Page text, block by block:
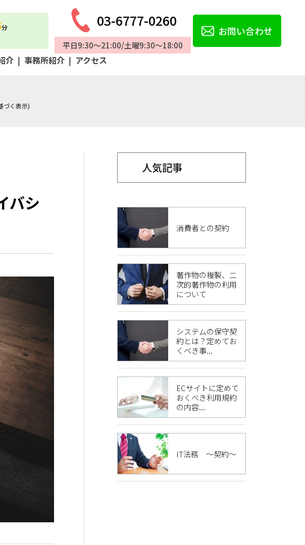
分
03-6777-0260
平日9:30～21:00/土曜9:30～18:00
お問い合わせ
介 | 事務所紹介 | アクセス
づく表示)
バシ
人気記事
消費者との契約
著作物の複製、二
次的著作物の利用
について
システムの保守契
約とは？定めてお
くべき事...
ECサイトに定めて
おくべき利用規約
の内容...
IT法務 ～契約～